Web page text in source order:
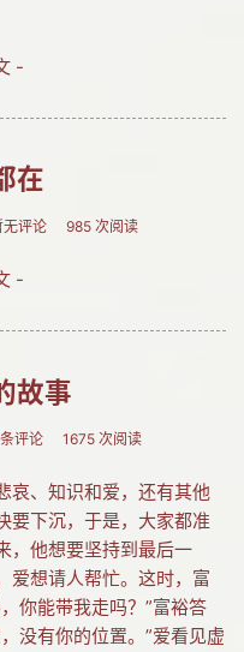
-
在
无评论 985 次阅读
-
故事
评论 1675 次阅读
哀、知识和爱，还有其他
要下沉，于是，大家都准
，他想要坚持到最后一
爱想请人帮忙。这时，富
你能带我走吗？”富裕答
没有你的位置。”爱看见虚